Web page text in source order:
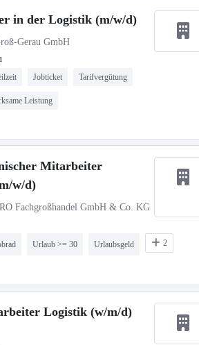
in der Logistik (m/w/d)
Gerau GmbH
Jobticket Tarifvergütung
Leistung
Mitarbeiter
w/d)
Fachgroßhandel GmbH & Co. KG
Urlaub >= 30 Urlaubsgeld 2
Logistik (w/m/d)